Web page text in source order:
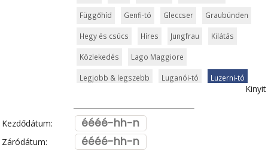
Függőhíd Genfi-tó Gleccser Graubünden
Hegy és csúcs Híres Jungfrau Kilátás
Közlekedés Lago Maggiore
Legjobb & legszebb Luganói-tó Luzerni-tó
Szabadidőpark Szurdok
Templom és kolostor
Kinyit
Kezdődátum:
Záródátum: